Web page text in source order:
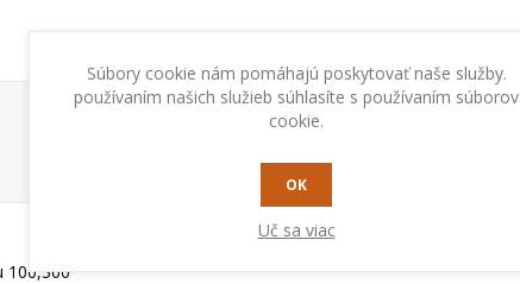
100,300
Súbory cookie nám pomáhajú poskytovať naše služby.
používaním našich služieb súhlasíte s používaním súborov
cookie.
OK
Uč sa viac